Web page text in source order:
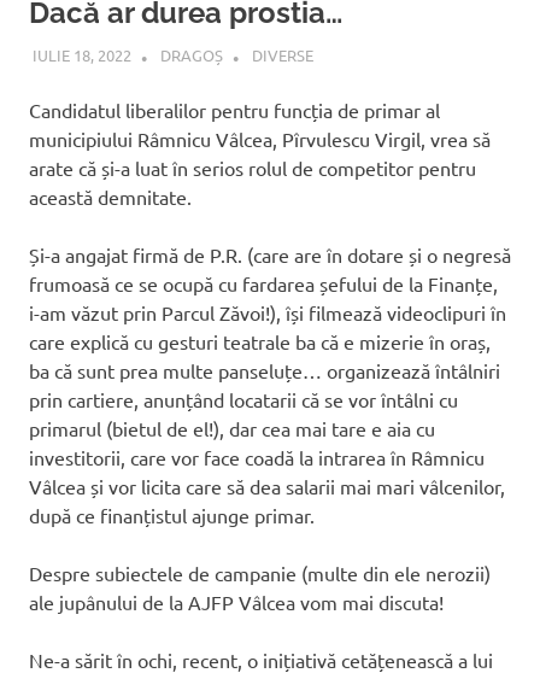
Dacă ar durea prostia…
IULIE 18, 2022 DRAGOȘ DIVERSE
Candidatul liberalilor pentru funcția de primar al
municipiului Râmnicu Vâlcea, Pîrvulescu Virgil, vrea să
arate că și-a luat în serios rolul de competitor pentru
această demnitate.
Și-a angajat firmă de P.R. (care are în dotare și o negresă
frumoasă ce se ocupă cu fardarea șefului de la Finanțe,
i-am văzut prin Parcul Zăvoi!), își filmează videoclipuri în
care explică cu gesturi teatrale ba că e mizerie în oraș,
ba că sunt prea multe panseluțe… organizează întâlniri
prin cartiere, anunțând locatarii că se vor întâlni cu
primarul (bietul de el!), dar cea mai tare e aia cu
investitorii, care vor face coadă la intrarea în Râmnicu
Vâlcea și vor licita care să dea salarii mai mari vâlcenilor,
după ce finanțistul ajunge primar.
Despre subiectele de campanie (multe din ele nerozii)
ale jupânului de la AJFP Vâlcea vom mai discuta!
Ne-a sărit în ochi, recent, o inițiativă cetățenească a lui